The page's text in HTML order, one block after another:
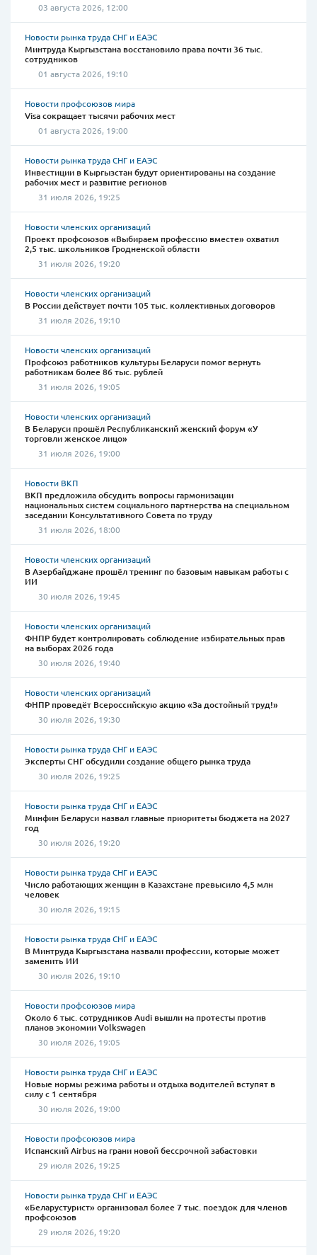
03 августа 2026, 12:00
Новости рынка труда СНГ и ЕАЭС
Минтруда Кыргызстана восстановило права почти 36 тыс.
сотрудников
01 августа 2026, 19:10
Новости профсоюзов мира
Visa сокращает тысячи рабочих мест
01 августа 2026, 19:00
Новости рынка труда СНГ и ЕАЭС
Инвестиции в Кыргызстан будут ориентированы на создание
рабочих мест и развитие регионов
31 июля 2026, 19:25
Новости членских организаций
Проект профсоюзов «Выбираем профессию вместе» охватил
2,5 тыс. школьников Гродненской области
31 июля 2026, 19:20
Новости членских организаций
В России действует почти 105 тыс. коллективных договоров
31 июля 2026, 19:10
Новости членских организаций
Профсоюз работников культуры Беларуси помог вернуть
работникам более 86 тыс. рублей
31 июля 2026, 19:05
Новости членских организаций
В Беларуси прошёл Республиканский женский форум «У
торговли женское лицо»
31 июля 2026, 19:00
Новости ВКП
ВКП предложила обсудить вопросы гармонизации
национальных систем социального партнерства на специальном
заседании Консультативного Совета по труду
31 июля 2026, 18:00
Новости членских организаций
В Азербайджане прошёл тренинг по базовым навыкам работы с
ИИ
30 июля 2026, 19:45
Новости членских организаций
ФНПР будет контролировать соблюдение избирательных прав
на выборах 2026 года
30 июля 2026, 19:40
Новости членских организаций
ФНПР проведёт Всероссийскую акцию «За достойный труд!»
30 июля 2026, 19:30
Новости рынка труда СНГ и ЕАЭС
Эксперты СНГ обсудили создание общего рынка труда
30 июля 2026, 19:25
Новости рынка труда СНГ и ЕАЭС
Минфин Беларуси назвал главные приоритеты бюджета на 2027
год
30 июля 2026, 19:20
Новости рынка труда СНГ и ЕАЭС
Число работающих женщин в Казахстане превысило 4,5 млн
человек
30 июля 2026, 19:15
Новости рынка труда СНГ и ЕАЭС
В Минтруда Кыргызстана назвали профессии, которые может
заменить ИИ
30 июля 2026, 19:10
Новости профсоюзов мира
Около 6 тыс. сотрудников Audi вышли на протесты против
планов экономии Volkswagen
30 июля 2026, 19:05
Новости рынка труда СНГ и ЕАЭС
Новые нормы режима работы и отдыха водителей вступят в
силу с 1 сентября
30 июля 2026, 19:00
Новости профсоюзов мира
Испанский Airbus на грани новой бессрочной забастовки
29 июля 2026, 19:25
Новости рынка труда СНГ и ЕАЭС
«Беларустурист» организовал более 7 тыс. поездок для членов
профсоюзов
29 июля 2026, 19:20